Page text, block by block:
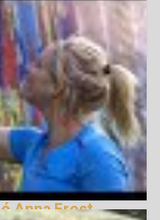
Anna Frost